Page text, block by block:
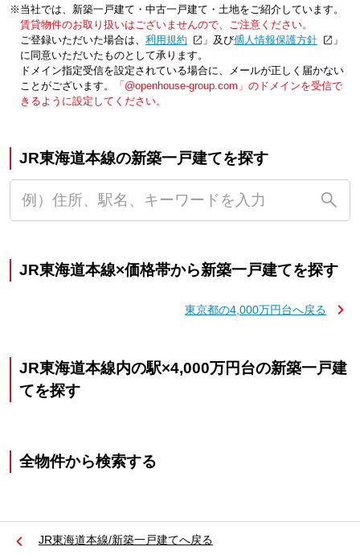
※当社では、新築一戸建て・中古一戸建て・土地をご紹介しています。
賃貸物件のお取り扱いはございませんので、ご注意ください。
ご登録いただいた場合は、「利用規約 」及び「個人情報保護方針
」
に同意いただいたものとして承ります。
ドメイン指定受信を設定されている場合に、メールが正しく届かない
ことがございます。
「@openhouse-group.com」のドメインを受信で
きるように設定してください。
JR東海道本線の新築一戸建てを探す
JR東海道本線×価格帯から新築一戸建てを探す
東京都の4,000万円台へ戻る
JR東海道本線内の駅×4,000万円台の新築一戸建
てを探す
全物件から検索する
JR東海道本線/新築一戸建てへ戻る